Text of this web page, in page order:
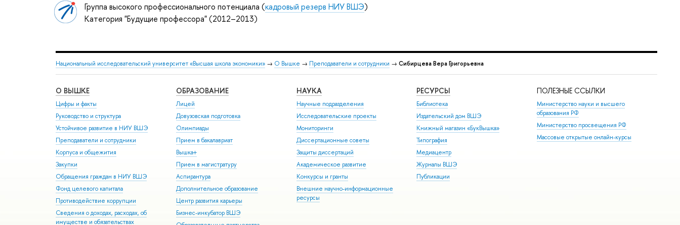
Группа высокого профессионального потенциала (кадровый резерв НИУ ВШЭ)
Категория "Будущие профессора" (2012–2013)
Национальный исследовательский университет «Высшая школа экономики» → О Вышке → Преподаватели и сотрудники → Сибирцева Вера Григорьевна
О ВЫШКЕ
Цифры и факты
Руководство и структура
Устойчивое развитие в НИУ ВШЭ
Преподаватели и сотрудники
Корпуса и общежития
Закупки
Обращения граждан в НИУ ВШЭ
Фонд целевого капитала
Противодействие коррупции
Сведения о доходах, расходах, об
имуществе и обязательствах
ОБРАЗОВАНИЕ
Лицей
Довузовская подготовка
Олимпиады
Прием в бакалавриат
Вышка+
Прием в магистратуру
Аспирантура
Дополнительное образование
Центр развития карьеры
Бизнес-инкубатор ВШЭ
НАУКА
Научные подразделения
Исследовательские проекты
Мониторинги
Диссертационные советы
Защиты диссертаций
Академическое развитие
Конкурсы и гранты
Внешние научно-информационные
ресурсы
РЕСУРСЫ
Библиотека
Издательский дом ВШЭ
Книжный магазин «БукВышка»
Типография
Медиацентр
Журналы ВШЭ
Публикации
ПОЛЕЗНЫЕ ССЫЛКИ
Министерство науки и высшего
образования РФ
Министерство просвещения РФ
Массовые открытые онлайн-курсы